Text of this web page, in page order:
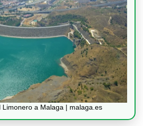
Limonero a Malaga | malaga.es